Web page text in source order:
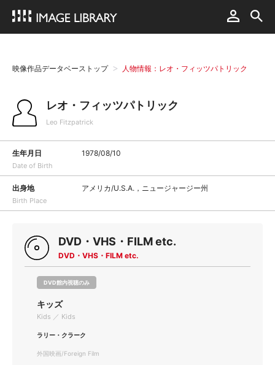
映像作品データベーストップ 人物情報：レオ・フィッツパトリック
レオ・フィッツパトリック
Leo Fitzpatrick
生年月日
Date of Birth
1978/08/10
出身地
Birth Place
アメリカ/U.S.A.，ニュージャージー州
DVD・VHS・FILM etc.
DVD・VHS・FILM etc.
DVD館内視聴のみ
キッズ
Kids ／ Kids
ラリー・クラーク
外国映画/Foreign Film